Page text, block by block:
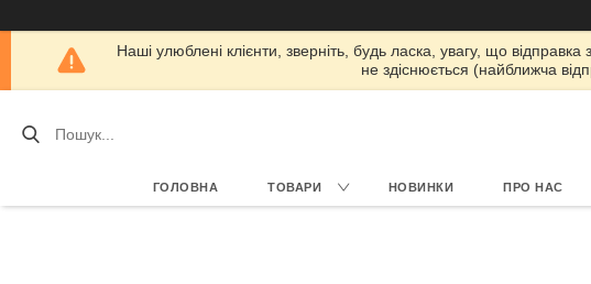
Наші улюблені клієнти, зверніть, будь ласка, увагу, що
не здіснюється (найближча
ГОЛОВНА ТОВАРИ НОВИНКИ ПРО НАС